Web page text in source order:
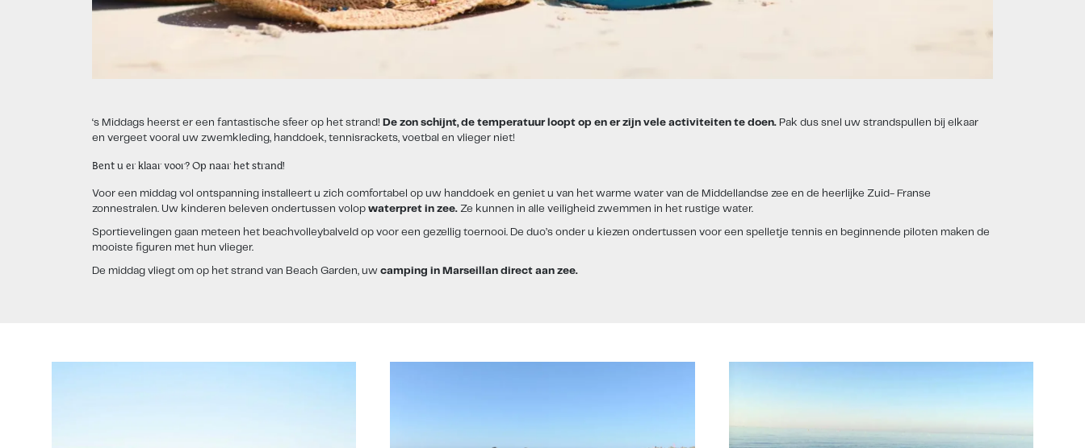
‘s Middags heerst er een fantastische sfeer op het strand! De zon schijnt, de temperatuur loopt op en er zijn vele activiteiten te doen. Pak dus snel uw strandspullen bij elkaar
en vergeet vooral uw zwemkleding, handdoek, tennisrackets, voetbal en vlieger niet!
Bent u er klaar voor? Op naar het strand!
Voor een middag vol ontspanning installeert u zich comfortabel op uw handdoek en geniet u van het warme water van de Middellandse zee en de heerlijke Zuid- Franse
zonnestralen. Uw kinderen beleven ondertussen volop waterpret in zee. Ze kunnen in alle veiligheid zwemmen in het rustige water.
Sportievelingen gaan meteen het beachvolleybalveld op voor een gezellig toernooi. De duo’s onder u kiezen ondertussen voor een spelletje tennis en beginnende piloten maken de
mooiste figuren met hun vlieger.
De middag vliegt om op het strand van Beach Garden, uw camping in Marseillan direct aan zee.